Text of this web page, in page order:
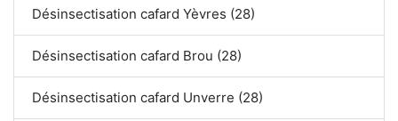
Désinsectisation cafard Yèvres (28)
Désinsectisation cafard Brou (28)
Désinsectisation cafard Unverre (28)